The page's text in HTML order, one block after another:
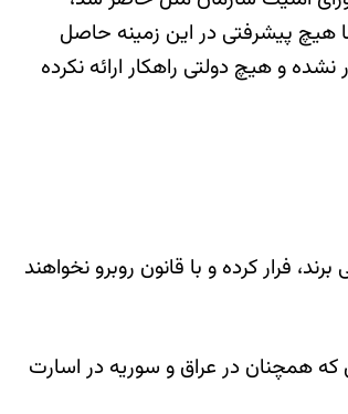
هیچ پیشرفتی در این زمینه حاصل
و هیچ دولتی راهکار ارائه نکرده
فرار کرده و با قانون روبرو نخواهند
با انتشار بیانیه ای مشترک، سازمان ملل را به کوتاهی در نجات 2800 زن و کودک ایزدی که همچنان در عراق و سوریه در اسارت